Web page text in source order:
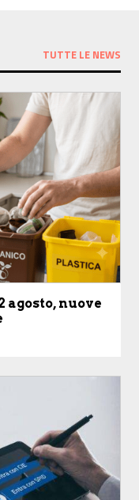
TUTTE LE NEWS
agosto, nuove